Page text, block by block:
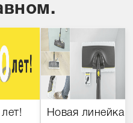
Новая линейка